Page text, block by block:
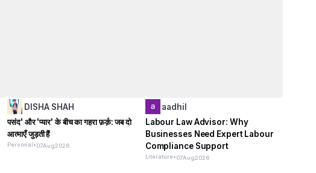
DISHA SHAH
पसंद' और 'प्यार' के बीच का गहरा फ़र्क़: जब दो
आत्माएँ जुड़ती हैं
Personal•07Aug2026
aadhil
Labour Law Advisor: Why
Businesses Need Expert Labour
Compliance Support
Literature•07Aug2026